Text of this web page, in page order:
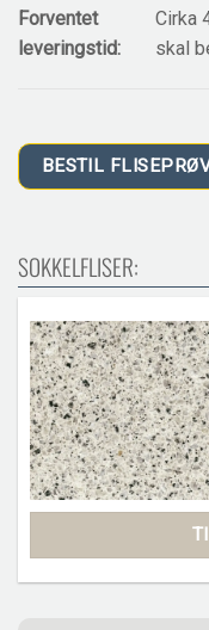
Forventet
leveringstid:
Cirka
skal
BESTIL
SOKKELFLISER: